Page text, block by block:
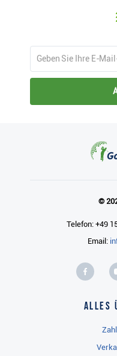
©
Telefon: +49
Email:
Alles